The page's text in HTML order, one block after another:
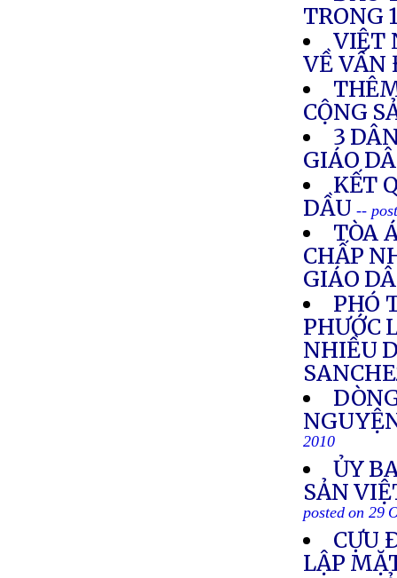
TRONG
VIỆT
VỀ VẤN
CỘNG
3
GIÁO
KẾT
DẦU--
TÒA
CHẤP
GIÁO
PHÓ
PHƯỚC
NHIỀU
2010
ỦY
SẢN
posted on 29
CỰU
LẬP